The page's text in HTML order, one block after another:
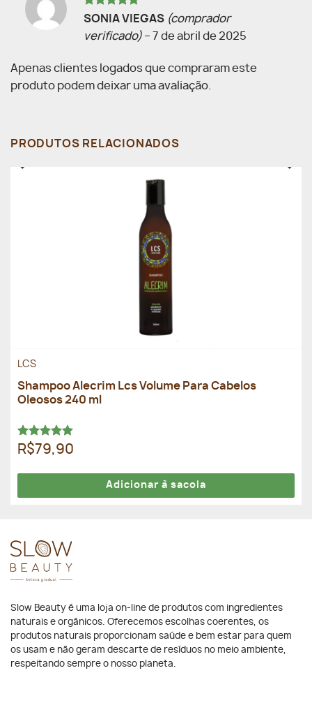
Avaliação5
SONIA VIEGAS (comprador
verificado) – 7 de abril de 2025
Apenas clientes logados que compraram este
produto podem deixar uma avaliação.
PRODUTOS RELACIONADOS
LCS
Shampoo Alecrim Lcs Volume Para Cabelos
Oleosos 240 ml
Avaliação
5.00
de 5
R$79,90
Adicionar à sacola
Slow Beauty é uma loja on-line de produtos com ingredientes
naturais e orgânicos. Oferecemos escolhas coerentes, os
produtos naturais proporcionam saúde e bem estar para quem
os usam e não geram descarte de resíduos no meio ambiente,
respeitando sempre o nosso planeta.